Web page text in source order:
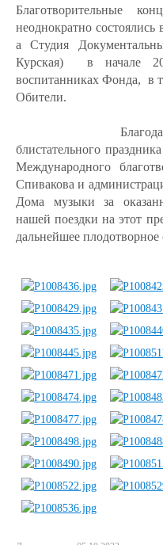
Благотворительные
неоднократно состоялись
а Студия
Курская)
в начале
воспитанниках Фонда, в
Обители.
блистательного
Международного
Спивакова и
Дома музыки за
нашей поездки на этот
дальнейшее плодотворное